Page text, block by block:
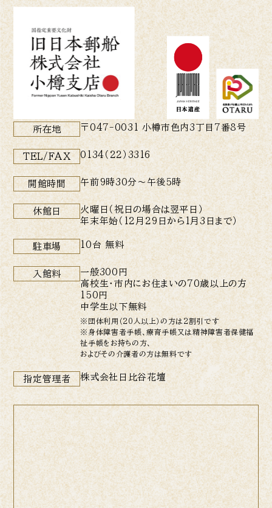
所在地 〒047-0031 小樽市色内3丁目7番8号
TEL/FAX 0134（22）3316
開館時間 午前9時30分〜午後5時
休館日
火曜日（祝日の場合は翌平日）
年末年始（12月29日から1月3日まで）
駐車場 10台 無料
入館料
一般300円
高校生・市内にお住まいの70歳以上の方
150円
中学生以下無料
※団体利用（20人以上）の方は2割引です
※身体障害者手帳、療育手帳又は精神障害者保健福
祉手帳をお持ちの方、
およびその介護者の方は無料です
指定管理者 株式会社日比谷花壇